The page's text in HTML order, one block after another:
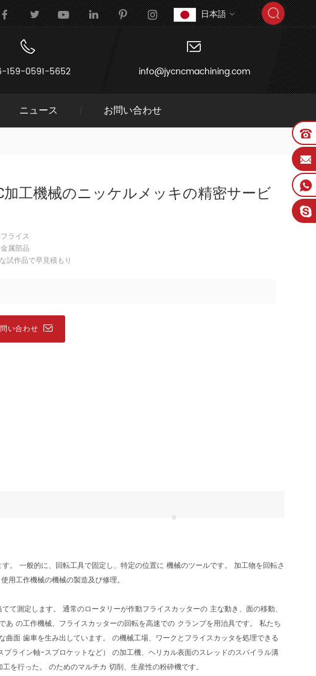
日本語
159-0591-5652 info@jycncmachining.com
ニュース お問い合わせ
加工機械のニッケルメッキの精密サービ
ライス
属部品
試作品で早見積もり
い合わせ
。 一般的に、回転工具で固定し、特定の位置に 機械のツールです。 加工物を回転さ
用工作機械の機械の製造及び修理。
測定します。 通常のロータリーが作動フライスカッターの 主な動き、面の移動、
の工作機械、フライスカッターの回転を高速での クランプを用治具です。 私たち
面 歯車を生み出しています。 の機械工場、ワークとフライスカッタを処理できる
ライン軸-スプロケットなど） の加工機、ヘリカル表面のスレッドのスパイラル溝
を行った。 のためのマルチカ 切削、生産性の粉砕機です。